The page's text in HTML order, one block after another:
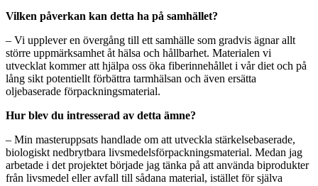
Vilken påverkan kan detta ha på samhället?
– Vi upplever en övergång till ett samhälle som gradvis ägnar allt
större uppmärksamhet åt hälsa och hållbarhet. Materialen vi
utvecklat kommer att hjälpa oss öka fiberinnehållet i vår diet och på
lång sikt potentiellt förbättra tarmhälsan och även ersätta
oljebaserade förpackningsmaterial.
Hur blev du intresserad av detta ämne?
– Min masteruppsats handlade om att utveckla stärkelsebaserade,
biologiskt nedbrytbara livsmedelsförpackningsmaterial. Medan jag
arbetade i det projektet började jag tänka på att använda biprodukter
från livsmedel eller avfall till sådana material, istället för själva